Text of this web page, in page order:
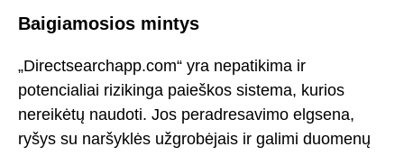
Baigiamosios mintys
„Directsearchapp.com“ yra nepatikima ir
potencialiai rizikinga paieškos sistema, kurios
nereikėtų naudoti. Jos peradresavimo elgsena,
ryšys su naršyklės užgrobėjais ir galimi duomenų